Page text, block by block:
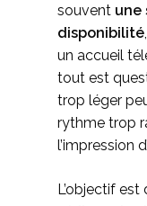
souvent une
disponibilité
un accueil
tout est
trop léger
rythme trop
l’impression
L’objectif est